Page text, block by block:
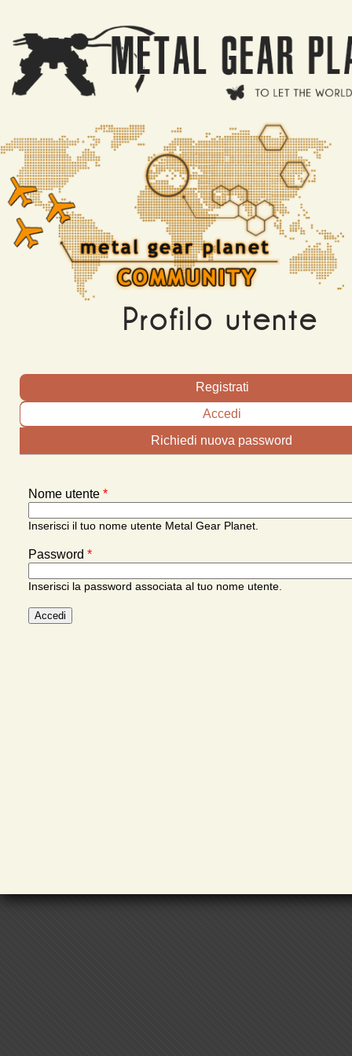
Profilo utente
Schede primarie
Registrati
Accedi
Richiedi nuova password
Nome utente *
Inserisci il tuo nome utente Metal Gear Planet.
Password *
Inserisci la password associata al tuo nome utente.